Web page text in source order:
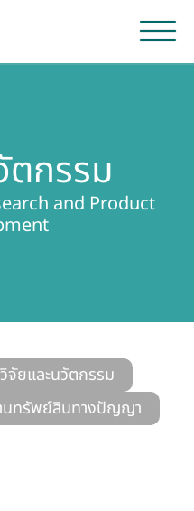
กรรม
and Product
จัยและนวัตกรรม
นทรัพย์สินทางปัญญา